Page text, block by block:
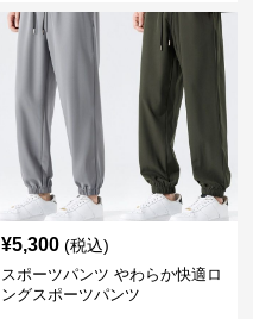
¥5,300 (税込)
スポーツパンツ やわらか快適ロ
ングスポーツパンツ